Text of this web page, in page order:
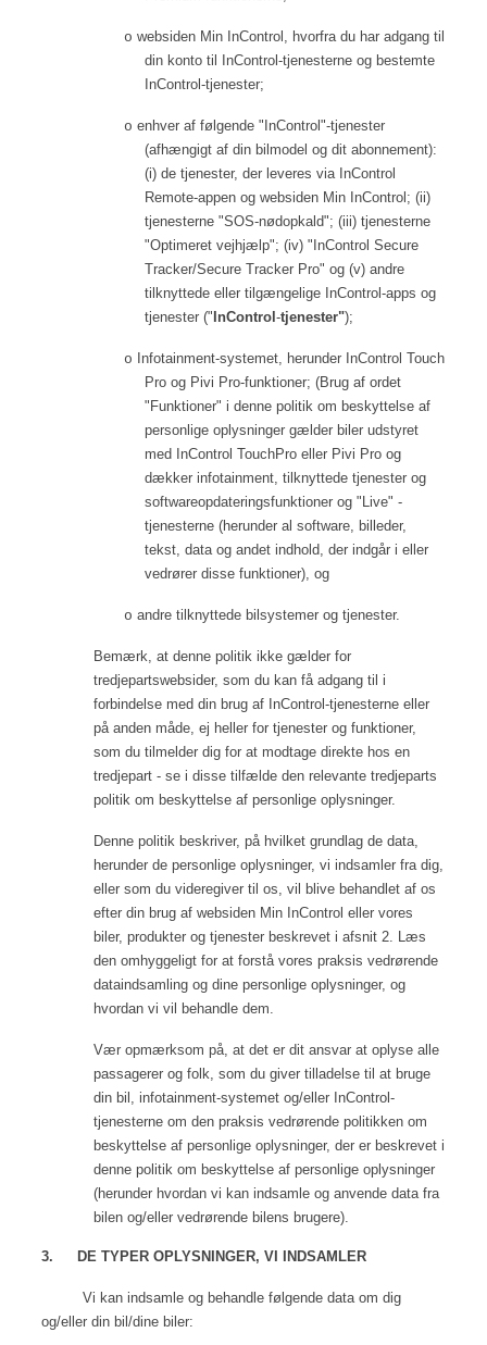
o websiden Min InControl, hvorfra du har adgang til
din konto til InControl-tjenesterne og bestemte
InControl-tjenester;
o enhver af følgende "InControl"-tjenester
(afhængigt af din bilmodel og dit abonnement):
(i) de tjenester, der leveres via InControl
Remote-appen og websiden Min InControl; (ii)
tjenesterne "SOS-nødopkald"; (iii) tjenesterne
"Optimeret vejhjælp"; (iv) "InControl Secure
Tracker/Secure Tracker Pro" og (v) andre
tilknyttede eller tilgængelige InControl-apps og
tjenester ("InControl-tjenester");
o Infotainment-systemet, herunder InControl Touch
Pro og Pivi Pro-funktioner; (Brug af ordet
"Funktioner" i denne politik om beskyttelse af
personlige oplysninger gælder biler udstyret
med InControl TouchPro eller Pivi Pro og
dækker infotainment, tilknyttede tjenester og
softwareopdateringsfunktioner og "Live" -
tjenesterne (herunder al software, billeder,
tekst, data og andet indhold, der indgår i eller
vedrører disse funktioner), og
o andre tilknyttede bilsystemer og tjenester.
Bemærk, at denne politik ikke gælder for
tredjepartswebsider, som du kan få adgang til i
forbindelse med din brug af InControl-tjenesterne eller
på anden måde, ej heller for tjenester og funktioner,
som du tilmelder dig for at modtage direkte hos en
tredjepart - se i disse tilfælde den relevante tredjeparts
politik om beskyttelse af personlige oplysninger.
Denne politik beskriver, på hvilket grundlag de data,
herunder de personlige oplysninger, vi indsamler fra dig,
eller som du videregiver til os, vil blive behandlet af os
efter din brug af websiden Min InControl eller vores
biler, produkter og tjenester beskrevet i afsnit 2. Læs
den omhyggeligt for at forstå vores praksis vedrørende
dataindsamling og dine personlige oplysninger, og
hvordan vi vil behandle dem.
Vær opmærksom på, at det er dit ansvar at oplyse alle
passagerer og folk, som du giver tilladelse til at bruge
din bil, infotainment-systemet og/eller InControl-
tjenesterne om den praksis vedrørende politikken om
beskyttelse af personlige oplysninger, der er beskrevet i
denne politik om beskyttelse af personlige oplysninger
(herunder hvordan vi kan indsamle og anvende data fra
bilen og/eller vedrørende bilens brugere).
3. DE TYPER OPLYSNINGER, VI INDSAMLER
Vi kan indsamle og behandle følgende data om dig
og/eller din bil/dine biler: